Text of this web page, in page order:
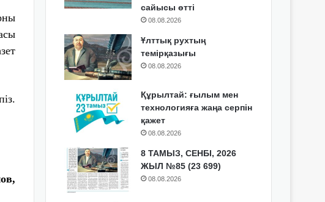
сайысы өтті
08.08.2026
Ұлттық рухтың
темірқазығы
08.08.2026
Құрылтай: ғылым мен
технологияға жаңа серпін
қажет
08.08.2026
8 ТАМЫЗ, СЕНБІ, 2026
ЖЫЛ №85 (23 699)
08.08.2026